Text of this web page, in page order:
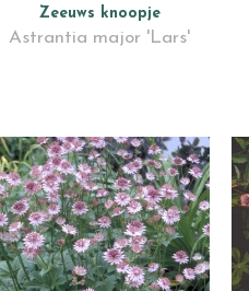
Zeeuws knoopje
Astrantia major 'Lars'